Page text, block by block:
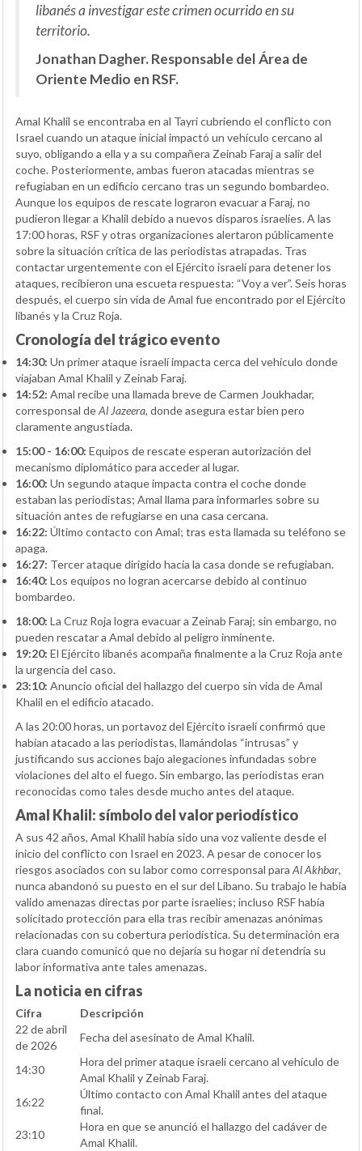
libanés a investigar este crimen ocurrido en su
territorio.
Jonathan Dagher. Responsable del Área de
Oriente Medio en RSF.
Amal Khalil se encontraba en al Tayri cubriendo el conflicto con
Israel cuando un ataque inicial impactó un vehículo cercano al
suyo, obligando a ella y a su compañera Zeinab Faraj a salir del
coche. Posteriormente, ambas fueron atacadas mientras se
refugiaban en un edificio cercano tras un segundo bombardeo.
Aunque los equipos de rescate lograron evacuar a Faraj, no
pudieron llegar a Khalil debido a nuevos disparos israelíes. A las
17:00 horas, RSF y otras organizaciones alertaron públicamente
sobre la situación crítica de las periodistas atrapadas. Tras
contactar urgentemente con el Ejército israelí para detener los
ataques, recibieron una escueta respuesta: “Voy a ver”. Seis horas
después, el cuerpo sin vida de Amal fue encontrado por el Ejército
libanés y la Cruz Roja.
Cronología del trágico evento
14:30: Un primer ataque israelí impacta cerca del vehículo donde
viajaban Amal Khalil y Zeinab Faraj.
14:52: Amal recibe una llamada breve de Carmen Joukhadar,
corresponsal deAl Jazeera, donde asegura estar bien pero
claramente angustiada.
15:00 - 16:00: Equipos de rescate esperan autorización del
mecanismo diplomático para acceder al lugar.
16:00: Un segundo ataque impacta contra el coche donde
estaban las periodistas; Amal llama para informarles sobre su
situación antes de refugiarse en una casa cercana.
16:22: Último contacto con Amal; tras esta llamada su teléfono se
apaga.
16:27: Tercer ataque dirigido hacia la casa donde se refugiaban.
16:40: Los equipos no logran acercarse debido al continuo
bombardeo.
18:00: La Cruz Roja logra evacuar a Zeinab Faraj; sin embargo, no
pueden rescatar a Amal debido al peligro inminente.
19:20: El Ejército libanés acompaña finalmente a la Cruz Roja ante
la urgencia del caso.
23:10: Anuncio oficial del hallazgo del cuerpo sin vida de Amal
Khalil en el edificio atacado.
A las 20:00 horas, un portavoz del Ejército israelí confirmó que
habían atacado a las periodistas, llamándolas “intrusas” y
justificando sus acciones bajo alegaciones infundadas sobre
violaciones del alto el fuego. Sin embargo, las periodistas eran
reconocidas como tales desde mucho antes del ataque.
Amal Khalil: símbolo del valor periodístico
A sus 42 años, Amal Khalil había sido una voz valiente desde el
inicio del conflicto con Israel en 2023. A pesar de conocer los
riesgos asociados con su labor como corresponsal para Al Akhbar,
nunca abandonó su puesto en el sur del Líbano. Su trabajo le había
valido amenazas directas por parte israelíes; incluso RSF había
solicitado protección para ella tras recibir amenazas anónimas
relacionadas con su cobertura periodística. Su determinación era
clara cuando comunicó que no dejaría su hogar ni detendría su
labor informativa ante tales amenazas.
La noticia en cifras
Cifra
Descripción
22 de abril
de 2026
Fecha del asesinato de Amal Khalil.
14:30
Hora del primer ataque israelí cercano al vehículo de
Amal Khalil y Zeinab Faraj.
16:22
Último contacto con Amal Khalil antes del ataque
final.
23:10
Hora en que se anunció el hallazgo del cadáver de
Amal Khalil.